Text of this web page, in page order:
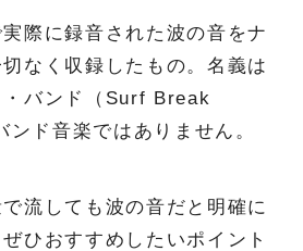
際に録音された波の音をナ
なく収録したもの。名義は
バンド（Surf Break
ンド音楽ではありません。
流しても波の音だと明確に
ひおすすめしたいポイント